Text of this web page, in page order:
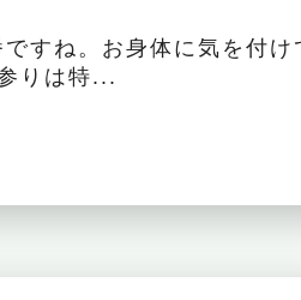
すね。お身体に気を付
りは特...